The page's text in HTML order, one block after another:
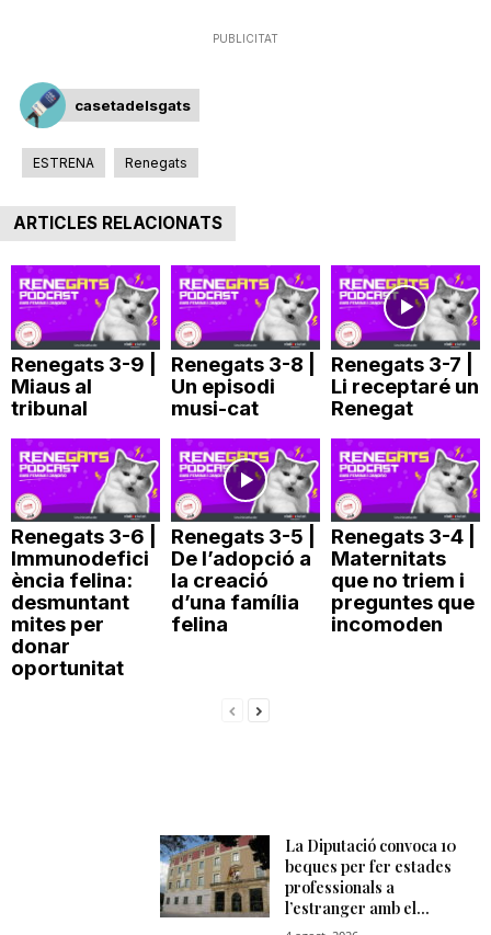
T
a
r
r
a
g
o
n
a
PUBLICITAT
casetadelsgats
ESTRENA Renegats
ARTICLES RELACIONATS
Renegats 3-9 |
Miaus al
tribunal
Renegats 3-8 |
Un episodi
musi-cat
Renegats 3-7 |
Li receptaré un
Renegat
Renegats 3-6 |
Immunodefici
ència felina:
desmuntant
mites per
donar
oportunitat
Renegats 3-5 |
De l’adopció a
la creació
d’una família
felina
Renegats 3-4 |
Maternitats
que no triem i
preguntes que
incomoden